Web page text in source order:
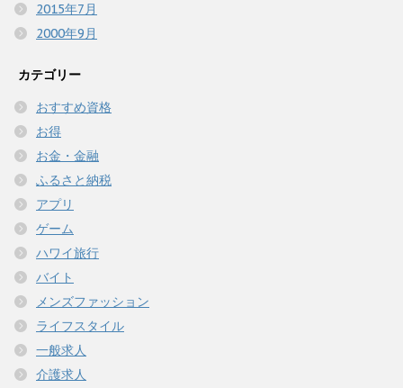
2015年7月
2000年9月
カテゴリー
おすすめ資格
お得
お金・金融
ふるさと納税
アプリ
ゲーム
ハワイ旅行
バイト
メンズファッション
ライフスタイル
一般求人
介護求人